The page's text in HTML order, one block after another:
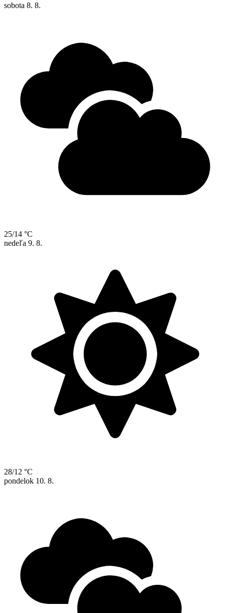
sobota 8. 8.
25/14 °C
nedeľa 9. 8.
28/12 °C
pondelok 10. 8.